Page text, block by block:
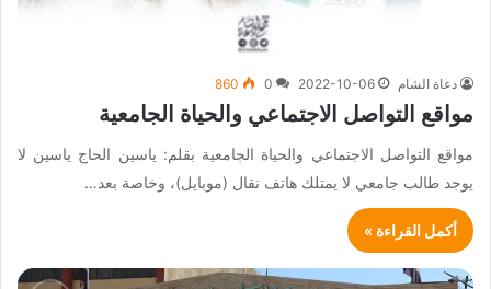
دعاة الشام 2022-10-06
0
860
مواقع التواصل الاجتماعي والحياة الجامعية
مواقع التواصل الاجتماعي والحياة الجامعية بقلم: ياسين الحاج ياسين لا
يوجد طالب جامعي لا يمتلك هاتف نقال (موبايل)، وخاصة بعد…
أكمل القراءة »